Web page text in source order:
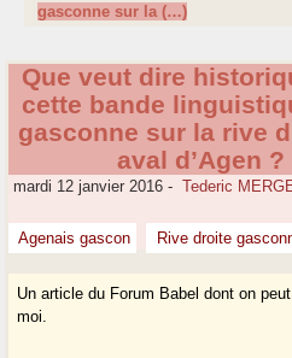
gasconne sur la (…)
Que veut dire
cette bande
gasconne sur la rive
aval d’Agen ?
mardi 12 janvier 2016 - Tederic
Agenais gascon Rive droite
Un article du Forum Babel dont on
moi.